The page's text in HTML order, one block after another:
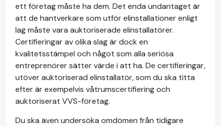
ett företag måste ha dem. Det enda undantaget är
att de hantverkare som utför elinstallationer enligt
lag måste vara auktoriserade elinstallatörer.
Certifieringar av olika slag är dock en
kvalitetsstämpel och något som alla seriösa
entreprenörer sätter värde i att ha. De certifieringar,
utöver auktoriserad elinstallatör, som du ska titta
efter är exempelvis våtrumscertifiering och
auktoriserat VVS-företag.
Du ska även undersöka omdömen från tidigare